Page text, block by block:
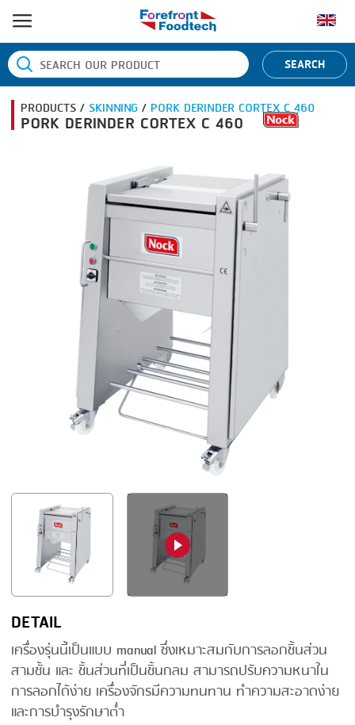
หน้าแรก
ประเภทสินค้า
BANDING
CENTRIFUGING
HEAT SEALING
LOADER
MEMBRANING
PACKING
SEARING
SKIN PACK
SKINNING
SLICING
ยี่ห้อสินค้า
ORVED
SEARCH
PRODUCTS /SKINNING/ PORK DERINDER CORTEX C 460
PORK DERINDER CORTEX C 460
DETAIL
เครื่องรุ่นนี้เป็นแบบ manual ซึ่งเหมาะสมกับการลอกชิ้นส่วน
สามชั้น และ ชิ้นส่วนที่เป็นชิ้นกลม สามารถปรับความหนาใน
การลอกได้ง่าย เครื่องจักรมีความทนทาน ทำความสะอาดง่าย
และการบำรุงรักษาต่ำ